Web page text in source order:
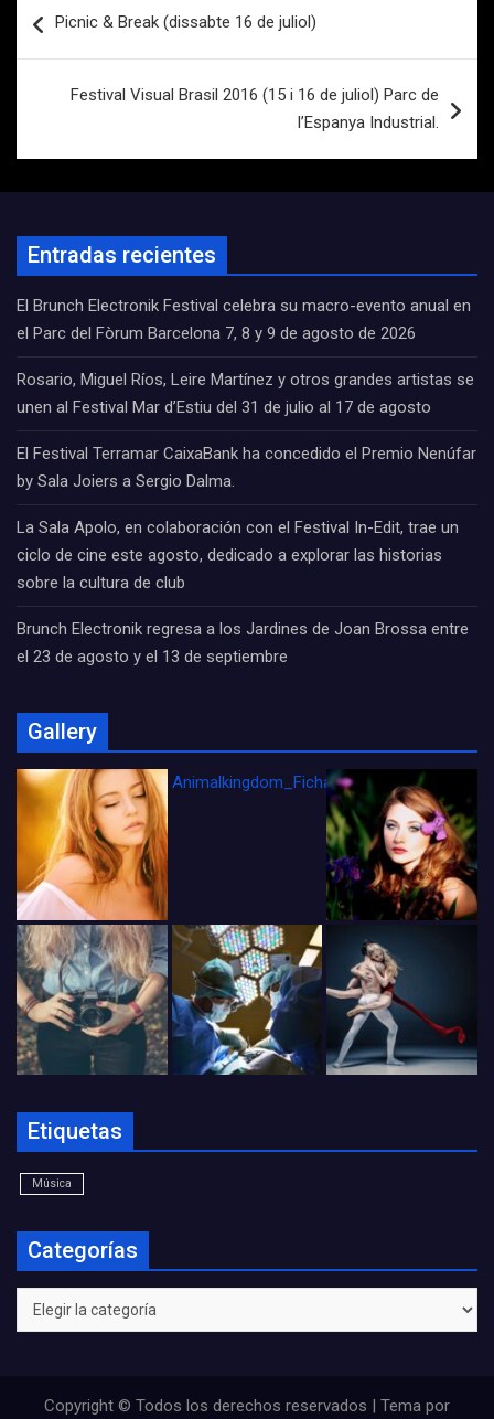
de
Picnic & Break (dissabte 16 de juliol)
Festival Visual Brasil 2016 (15 i 16 de juliol) Parc de
l’Espanya Industrial.
Entradas recientes
El Brunch Electronik Festival celebra su macro-evento anual en
el Parc del Fòrum Barcelona 7, 8 y 9 de agosto de 2026
Rosario, Miguel Ríos, Leire Martínez y otros grandes artistas se
unen al Festival Mar d’Estiu del 31 de julio al 17 de agosto
El Festival Terramar CaixaBank ha concedido el Premio Nenúfar
by Sala Joiers a Sergio Dalma.
La Sala Apolo, en colaboración con el Festival In-Edit, trae un
ciclo de cine este agosto, dedicado a explorar las historias
sobre la cultura de club
Brunch Electronik regresa a los Jardines de Joan Brossa entre
el 23 de agosto y el 13 de septiembre
Gallery
Animalkingdom_FichaCine
Etiquetas
Música
Categorías
Categorías
Copyright © Todos los derechos reservados | Tema por